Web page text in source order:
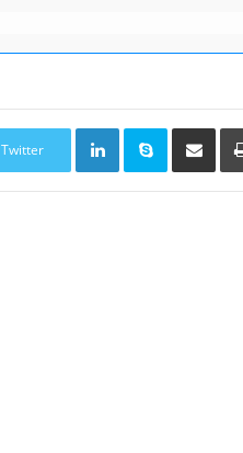
Twitter
Linkedin Skype